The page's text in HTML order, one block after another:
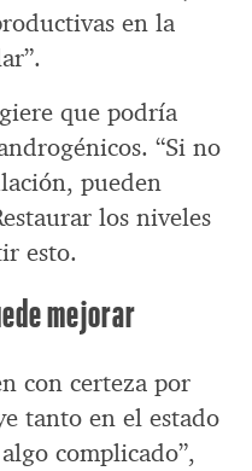
en la
que podría
“Si no
pueden
los niveles
esto.
mejorar
con certeza por
tanto en el estado
complicado”,